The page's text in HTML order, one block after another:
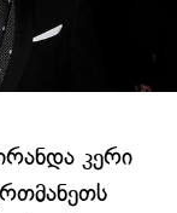
კერი